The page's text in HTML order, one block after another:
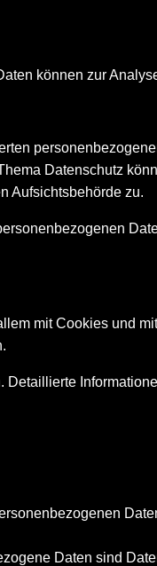
können zur
Datenschutz
Aufsichtsbehörde zu.
mit Cookies und
Daten sind